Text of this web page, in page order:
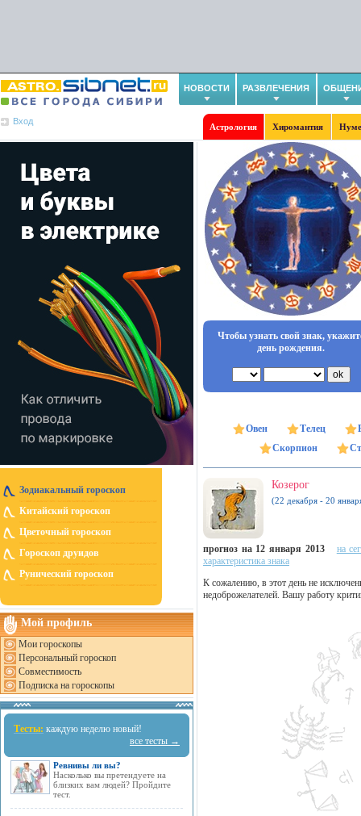
НОВОСТИ РАЗВЛЕЧЕНИЯ
Вход
Астрология Хиромантия
Зодиакальный гороскоп
Китайский гороскоп
Цветочный гороскоп
Гороскоп друидов
Рунический гороскоп
Мой профиль
Мои гороскопы
Персональный гороскоп
Совместимость
Подписка на гороскопы
Тесты: каждую неделю новый!
все тесты →
Ревнивы ли вы?
Насколько вы претендуете на
близких вам людей? Пройдите
тест.
Чтобы узнать свой знак,
день рождения.
Овен Телец
Скорпион
Козерог
(22 декабря - 20
прогноз на 12 января 2013
на
характеристика знака
К сожалению, в этот день не
недоброжелателей. Вашу работу